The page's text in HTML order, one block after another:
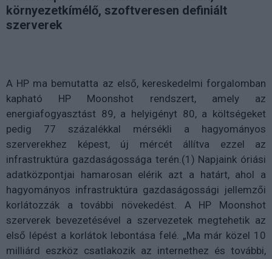
környezetkímélő, szoftveresen definiált
szerverek
A HP ma bemutatta az első, kereskedelmi forgalomban
kapható HP Moonshot rendszert, amely az
energiafogyasztást 89, a helyigényt 80, a költségeket
pedig 77 százalékkal mérsékli a hagyományos
szerverekhez képest, új mércét állítva ezzel az
infrastruktúra gazdaságossága terén.(1) Napjaink óriási
adatközpontjai hamarosan elérik azt a határt, ahol a
hagyományos infrastruktúra gazdaságossági jellemzői
korlátozzák a további növekedést. A HP Moonshot
szerverek bevezetésével a szervezetek megtehetik az
első lépést a korlátok lebontása felé. „Ma már közel 10
milliárd eszköz csatlakozik az internethez és további,